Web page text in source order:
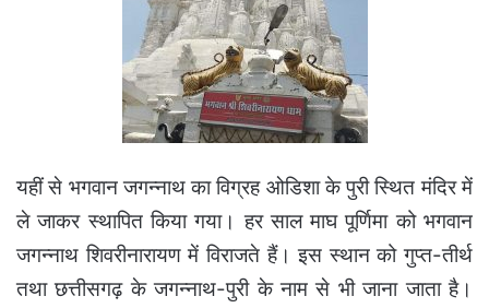
यहीं से भगवान जगन्नाथ का विग्रह ओडिशा के पुरी स्थित मंदिर में
ले जाकर स्थापित किया गया। हर साल माघ पूर्णिमा को भगवान
जगन्नाथ शिवरीनारायण में विराजते हैं। इस स्थान को गुप्त-तीर्थ
तथा छत्तीसगढ़ के जगन्नाथ-पुरी के नाम से भी जाना जाता है।